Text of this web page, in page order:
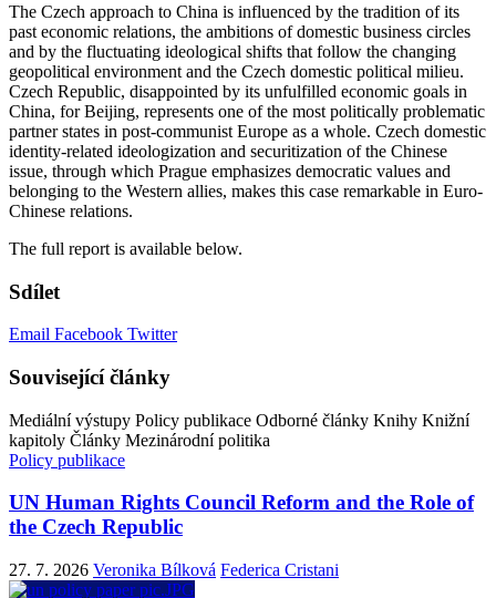
The Czech approach to China is influenced by the tradition of its
past economic relations, the ambitions of domestic business circles
and by the fluctuating ideological shifts that follow the changing
geopolitical environment and the Czech domestic political milieu.
Czech Republic, disappointed by its unfulfilled economic goals in
China, for Beijing, represents one of the most politically problematic
partner states in post-communist Europe as a whole. Czech domestic
identity-related ideologization and securitization of the Chinese
issue, through which Prague emphasizes democratic values and
belonging to the Western allies, makes this case remarkable in Euro-
Chinese relations.
The full report is available below.
Sdílet
Email Facebook Twitter
Související články
Mediální výstupy Policy publikace Odborné články Knihy Knižní
kapitoly Články Mezinárodní politika
Policy publikace
UN Human Rights Council Reform and the Role of
the Czech Republic
27. 7. 2026 Veronika Bílková Federica Cristani